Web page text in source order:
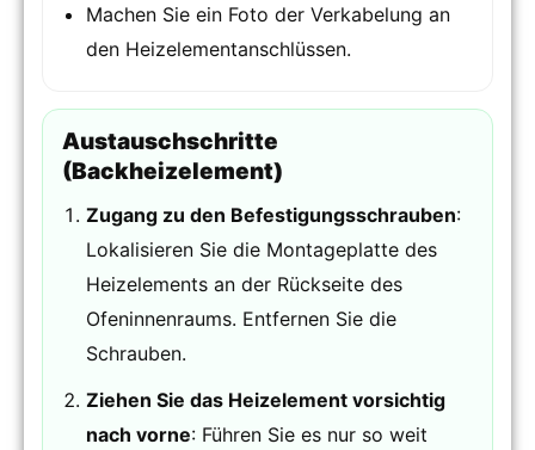
Machen Sie ein Foto der Verkabelung an
den Heizelementanschlüssen.
Austauschschritte
(Backheizelement)
Zugang zu den Befestigungsschrauben:
Lokalisieren Sie die Montageplatte des
Heizelements an der Rückseite des
Ofeninnenraums. Entfernen Sie die
Schrauben.
Ziehen Sie das Heizelement vorsichtig
nach vorne: Führen Sie es nur so weit